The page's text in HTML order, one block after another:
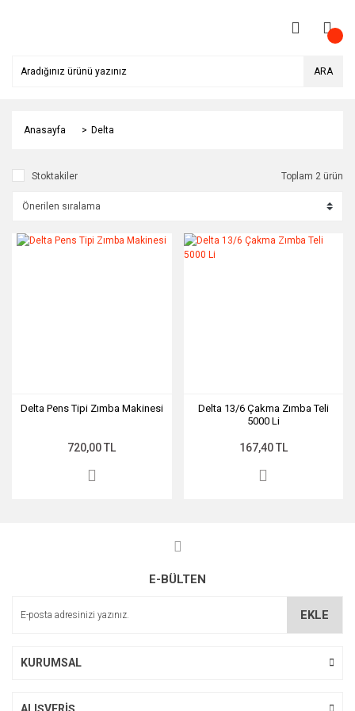
ARA
Anasayfa Delta
Stoktakiler Toplam 2 ürün
Delta Pens Tipi Zımba Makinesi
720,00 TL
Delta 13/6 Çakma Zımba Teli
5000 Li
167,40 TL
E-BÜLTEN
EKLE
KURUMSAL
ALIŞVERİŞ